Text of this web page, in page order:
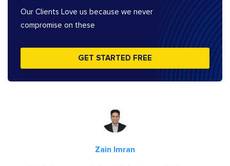
Our Clients Love us because we never
compromise on these
GET STARTED FREE
Zain Imran